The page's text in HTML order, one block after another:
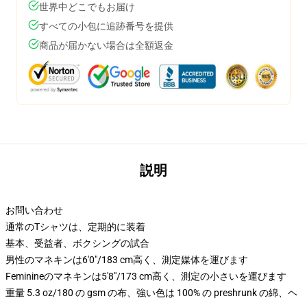
世界中どこでもお届け
すべての小包に追跡番号を提供
商品が届かない場合は全額返金
説明
お問い合わせ
通常のTシャツは、定期的に装着
基本、受益者、ボクシングの試合
男性のマネキンは6'0"/183 cm高く、測定媒体を運びます
Feminineのマネキンは5'8"/173 cm高く、測定の小さいを運びます
重量 5.3 oz/180 の gsm の布、強い色は 100% の preshrunk の綿、ヘ